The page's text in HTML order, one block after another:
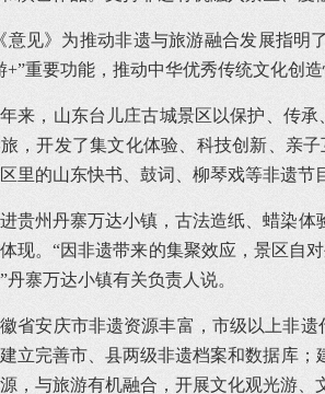
意见》为推动非遗与旅游融合发展指明
+”重要功能，推动中华优秀传统文化创
来，山东台儿庄古城景区以保护、传
，开发了集文化体验、科技创新、亲
里的山东快书、鼓词、柳琴戏等非遗节
贵州丹寨万达小镇，古法造纸、蜡染
现。“因非遗带来的集聚效应，景区自
丹寨万达小镇有关负责人说。
省安庆市非遗资源丰富，市级以上非
立完善市、县两级非遗档案和数据库
，与旅游有机融合，开展文化观光游、